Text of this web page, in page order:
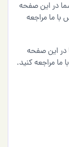
در این صفحه
ما مراجعه
در این صفحه
مراجعه کنید.